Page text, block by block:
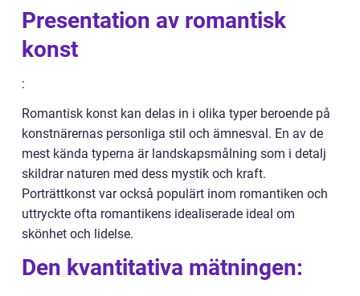
Presentation av romantisk
konst
:
Romantisk konst kan delas in i olika typer beroende på
konstnärernas personliga stil och ämnesval. En av de
mest kända typerna är landskapsmålning som i detalj
skildrar naturen med dess mystik och kraft.
Porträttkonst var också populärt inom romantiken och
uttryckte ofta romantikens idealiserade ideal om
skönhet och lidelse.
Den kvantitativa mätningen: